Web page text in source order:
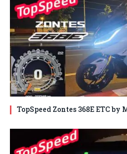
TopSpeed Zontes 368E ETC by